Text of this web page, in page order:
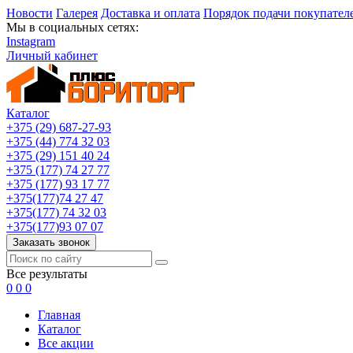
Новости Галерея Доставка и оплата Порядок подачи
Мы в социальных сетях:
Instagram
Личный кабинет
Каталог
+375 (29) 687-27-93
+375 (44) 774 32 03
+375 (29) 151 40 24
+375 (177) 74 27 77
+375 (177) 93 17 77
+375(177)74 27 47
+375(177) 74 32 03
+375(177)93 07 07
Заказать звонок
Все результаты
0 0 0
Главная
Каталог
Все акции